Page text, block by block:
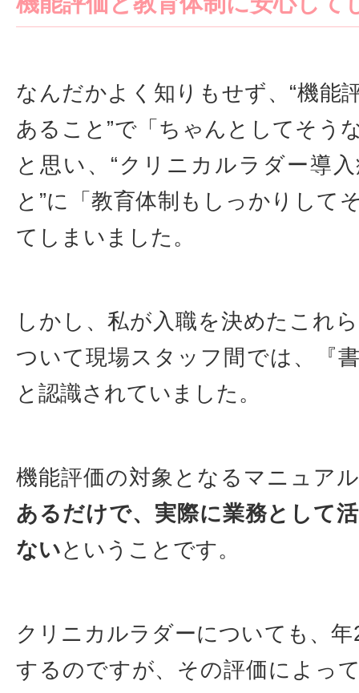
なんだかよく知りもせず、“機能
あること”で「ちゃんとしてそう
と思い、“クリニカルラダー導
と”に「教育体制もしっかりして
てしまいました。
しかし、私が入職を決めたこれ
ついて現場スタッフ間では、『
と認識されていました。
機能評価の対象となるマニュア
あるだけで、実際に業務として
ないということです。
クリニカルラダーについても、年
するのですが、その評価によっ